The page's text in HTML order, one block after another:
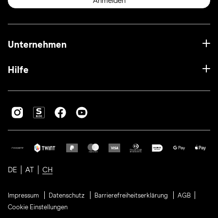
Unternehmen
Hilfe
DE AT CH
Impressum Datenschutz Barrierefreiheitserklärung
AGB
Cookie Einstellungen